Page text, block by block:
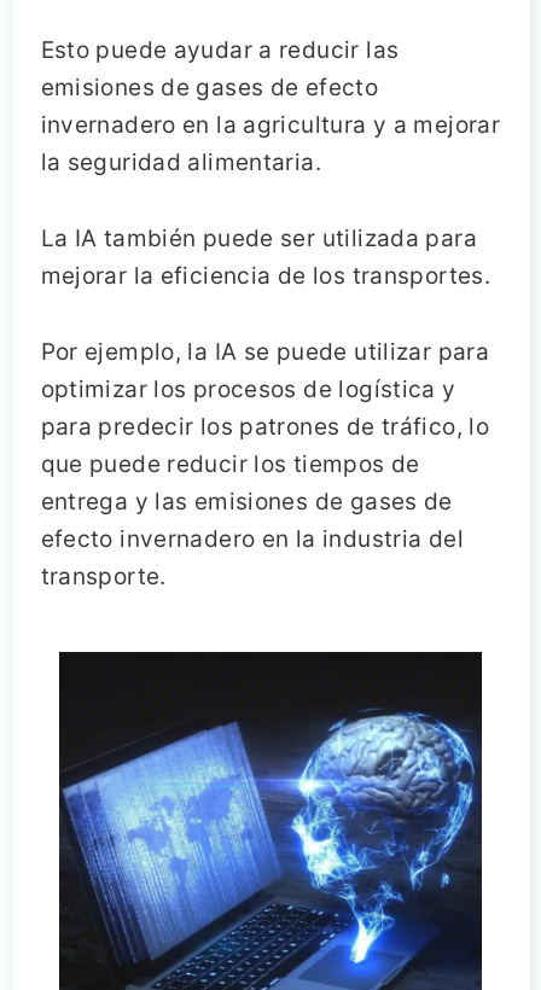
Esto puede ayudar a reducir las
emisiones de gases de efecto
invernadero en la agricultura y a mejorar
la seguridad alimentaria.
La IA también puede ser utilizada para
mejorar la eficiencia de los transportes.
Por ejemplo, la IA se puede utilizar para
optimizar los procesos de logística y
para predecir los patrones de tráfico, lo
que puede reducir los tiempos de
entrega y las emisiones de gases de
efecto invernadero en la industria del
transporte.